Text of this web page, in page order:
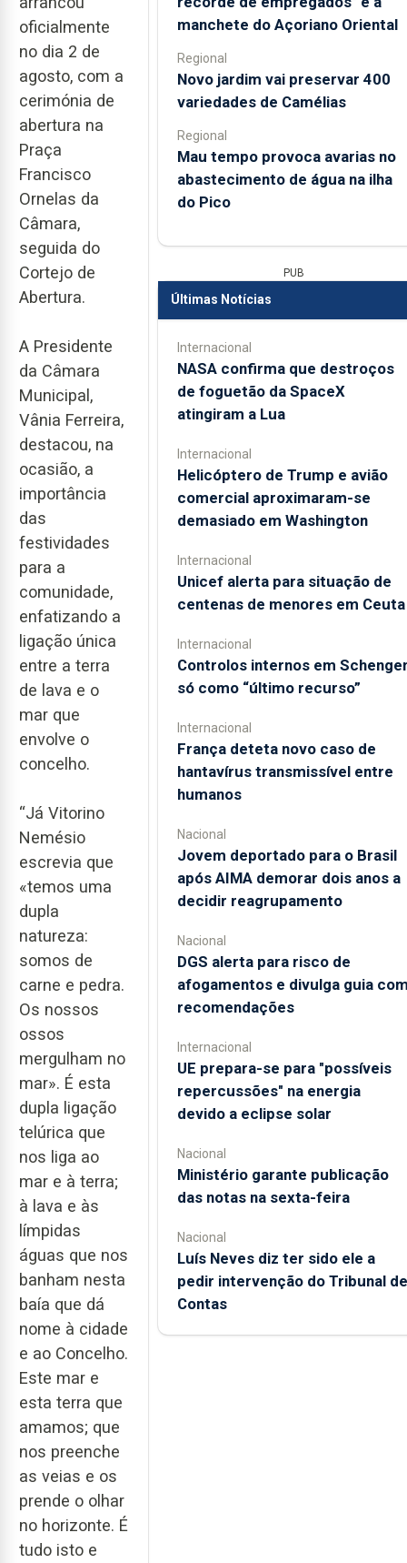
oficialmente
no dia 2 de
agosto, com a
cerimónia de
abertura na
Praça
Francisco
Ornelas da
Câmara,
seguida do
Cortejo de
Abertura.
A Presidente
da Câmara
Municipal,
Vânia Ferreira,
destacou, na
ocasião, a
importância
das
festividades
para a
comunidade,
enfatizando a
ligação única
entre a terra
de lava e o
mar que
envolve o
concelho.
“Já Vitorino
Nemésio
escrevia que
«temos uma
dupla
natureza:
somos de
carne e pedra.
Os nossos
ossos
mergulham no
mar». É esta
dupla ligação
telúrica que
nos liga ao
mar e à terra;
à lava e às
límpidas
águas que nos
banham nesta
baía que dá
nome à cidade
e ao Concelho.
Este mar e
esta terra que
amamos; que
nos preenche
as veias e os
prende o olhar
no horizonte. É
tudo isto e
manchete do Açoriano Oriental
Regional
Novo jardim vai preservar 400
variedades de Camélias
Regional
Mau tempo provoca avarias no
abastecimento de água na ilha
do Pico
PUB
Últimas Notícias
Internacional
NASA confirma que destroços
de foguetão da SpaceX
atingiram a Lua
Internacional
Helicóptero de Trump e avião
comercial aproximaram-se
demasiado em Washington
Internacional
Unicef alerta para situação de
centenas de menores em Ceuta
Internacional
Controlos internos em
só como “último recurso”
Internacional
França deteta novo caso de
hantavírus transmissível entre
humanos
Nacional
Jovem deportado para o Brasil
após AIMA demorar dois anos a
decidir reagrupamento
Nacional
DGS alerta para risco de
afogamentos e divulga guia
recomendações
Internacional
UE prepara-se para "possíveis
repercussões" na energia
devido a eclipse solar
Nacional
Ministério garante publicação
das notas na sexta-feira
Nacional
Luís Neves diz ter sido ele a
pedir intervenção do Tribunal de
Contas